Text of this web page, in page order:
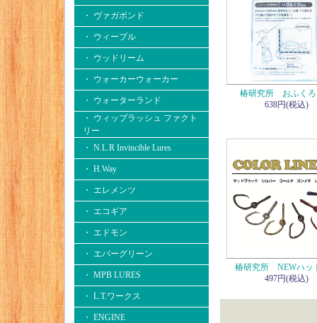
・ ヴァガボンド
・ ウィーブル
・ ウッドリーム
・ ウォーカーウォーカー
・ ウォーターランド
・ ウィップラッシュ ファクト
リー
・ N.L.R Invincible Lures
・ H.Way
・ エレメンツ
・ エコギア
・ エドモン
・ エバーグリーン
・ MPB LURES
・ L.T.ワークス
・ ENGINE
椿研究所 おふくろ
638円(税込)
椿研究所 NEWハッ
497円(税込)